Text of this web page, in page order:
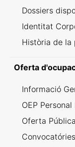
Dossiers
Identitat
Història de la
Oferta
Informació
OEP
Oferta